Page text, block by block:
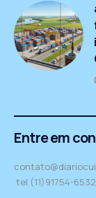
Entre em
tel.(11)91754-6532